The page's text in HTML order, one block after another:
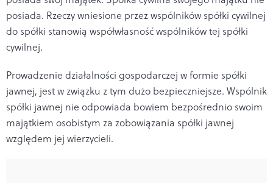
posiada. Rzeczy wniesione przez wspólników spółki cywilnej
do spółki stanowią współwłasność wspólników tej spółki
cywilnej.
Prowadzenie działalności gospodarczej w formie spółki
jawnej, jest w związku z tym dużo bezpieczniejsze. Wspólnik
spółki jawnej nie odpowiada bowiem bezpośrednio swoim
majątkiem osobistym za zobowiązania spółki jawnej
względem jej wierzycieli.